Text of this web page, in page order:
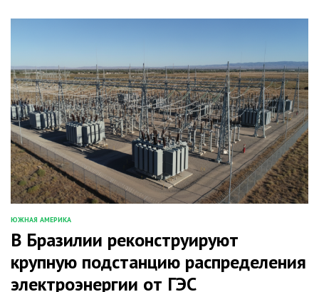
ОПУБЛИКОВАНО
В
ЮЖНАЯ АМЕРИКА
В Бразилии реконструируют
крупную подстанцию распределения
электроэнергии от ГЭС